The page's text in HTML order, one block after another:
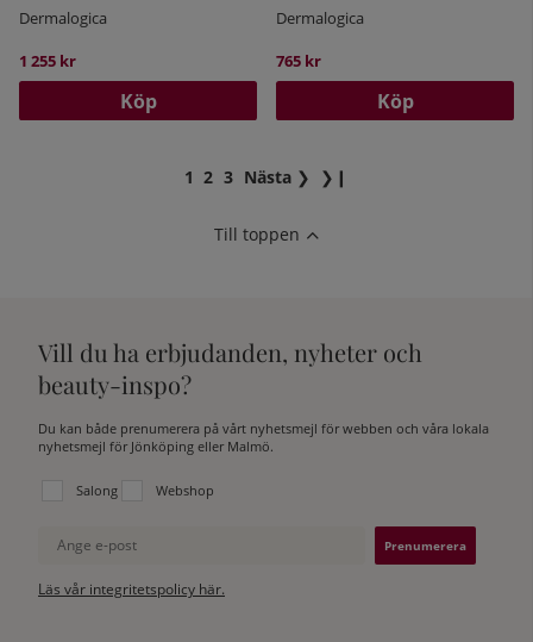
Dermalogica
1 255 kr
Köp
Dermalogica
765 kr
Köp
1 2 3 Nästa ❯ ❯❙
Till toppen
Vill du ha erbjudanden, nyheter och
beauty-inspo?
Du kan både prenumerera på vårt nyhetsmejl för webben och våra lokala
nyhetsmejl för Jönköping eller Malmö.
Välj vilken lista du vill prenumerera på:
Salong Webshop
Ange e-post
Läs vår integritetspolicy här.